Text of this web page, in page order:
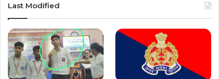
Last Modified